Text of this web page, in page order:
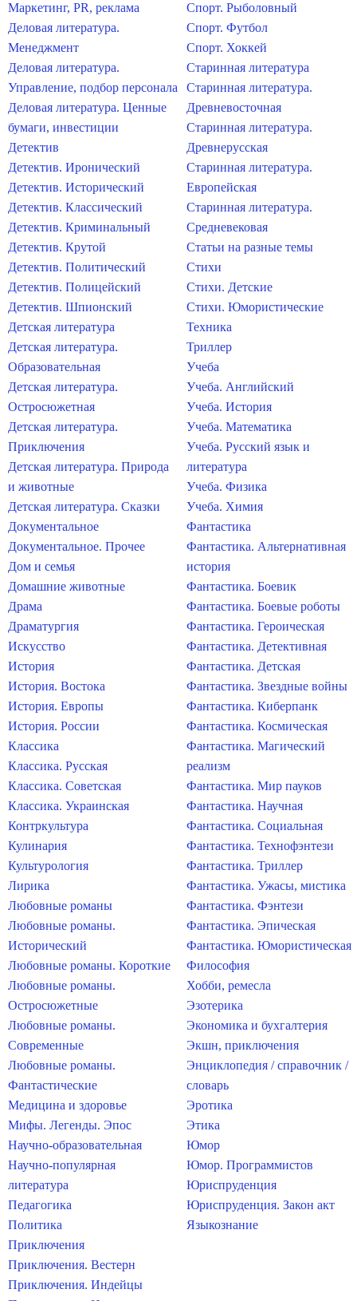
Маркетинг, PR, реклама
Деловая литература.
Менеджмент
Деловая литература.
Управление, подбор персонала
Деловая литература. Ценные
бумаги, инвестиции
Детектив
Детектив. Иронический
Детектив. Исторический
Детектив. Классический
Детектив. Криминальный
Детектив. Крутой
Детектив. Политический
Детектив. Полицейский
Детектив. Шпионский
Детская литература
Детская литература.
Образовательная
Детская литература.
Остросюжетная
Детская литература.
Приключения
Детская литература. Природа
и животные
Детская литература. Сказки
Документальное
Документальное. Прочее
Дом и семья
Домашние животные
Драма
Драматургия
Искусство
История
История. Востока
История. Европы
История. России
Классика
Классика. Русская
Классика. Советская
Классика. Украинская
Контркультура
Кулинария
Культурология
Лирика
Любовные романы
Любовные романы.
Исторический
Любовные романы. Короткие
Любовные романы.
Остросюжетные
Любовные романы.
Современные
Любовные романы.
Фантастические
Медицина и здоровье
Мифы. Легенды. Эпос
Научно-образовательная
Научно-популярная
литература
Педагогика
Политика
Приключения
Приключения. Вестерн
Приключения. Индейцы
Спорт. Рыболовный
Спорт. Футбол
Спорт. Хоккей
Старинная литература
Старинная литература.
Древневосточная
Старинная литература.
Древнерусская
Старинная литература.
Европейская
Старинная литература.
Средневековая
Статьи на разные темы
Стихи
Стихи. Детские
Стихи. Юмористические
Техника
Триллер
Учеба
Учеба. Английский
Учеба. История
Учеба. Математика
Учеба. Русский язык и
литература
Учеба. Физика
Учеба. Химия
Фантастика
Фантастика. Альтернативная
история
Фантастика. Боевик
Фантастика. Боевые роботы
Фантастика. Героическая
Фантастика. Детективная
Фантастика. Детская
Фантастика. Звездные войны
Фантастика. Киберпанк
Фантастика. Космическая
Фантастика. Магический
реализм
Фантастика. Мир пауков
Фантастика. Научная
Фантастика. Социальная
Фантастика. Технофэнтези
Фантастика. Триллер
Фантастика. Ужасы, мистика
Фантастика. Фэнтези
Фантастика. Эпическая
Фантастика. Юмористическая
Философия
Хобби, ремесла
Эзотерика
Экономика и бухгалтерия
Экшн, приключения
Энциклопедия / справочник /
словарь
Эротика
Этика
Юмор
Юмор. Программистов
Юриспруденция
Юриспруденция. Закон акт
Языкознание